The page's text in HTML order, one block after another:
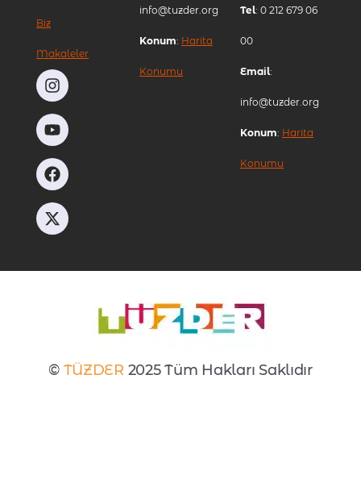
Biz
Makaleler
info@tuzder.org
Konum: Harita
Konumu
Tel: 0 212 679 06
00
Email:
info@tuzder.org
Konum: Harita
Konumu
© TÜZDER 2025 Tüm Hakları Saklıdır